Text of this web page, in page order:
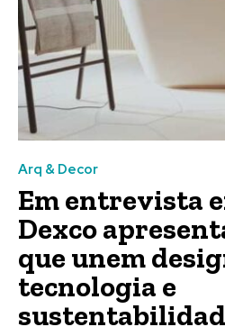
Arq & Decor
Em entrevista
Dexco
que unem
tecnologia e